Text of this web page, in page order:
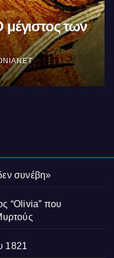
των
συνέβη»
“Olivia” που
1821